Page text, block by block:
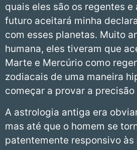
quais eles são os regentes
futuro aceitará minha
com esses planetas. Muito
humana, eles tiveram que
Marte e Mercúrio como
zodiacais de uma maneira
começar a provar a
A astrologia antiga era
mas até que o homem se
patentemente responsivo